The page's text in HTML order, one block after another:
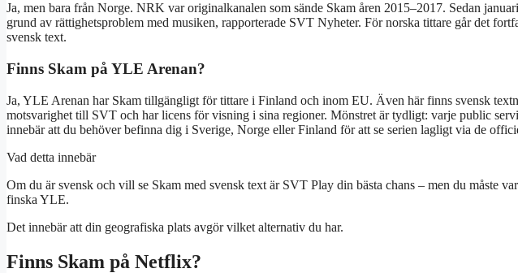
Ja, men bara från Norge. NRK var originalkanalen som sände Skam åren 2015–2017. Sedan
grund av rättighetsproblem med musiken, rapporterade SVT Nyheter. För norska tittare går det
svensk text.
Finns Skam på YLE Arenan?
Ja, YLE Arenan har Skam tillgängligt för tittare i Finland och inom EU. Även här finns svensk
motsvarighet till SVT och har licens för visning i sina regioner. Mönstret är tydligt: varje public
innebär att du behöver befinna dig i Sverige, Norge eller Finland för att se serien lagligt via de
Vad detta innebär
Om du är svensk och vill se Skam med svensk text är SVT Play din bästa chans – men du måste
finska YLE.
Det innebär att din geografiska plats avgör vilket alternativ du har.
Finns Skam på Netflix?